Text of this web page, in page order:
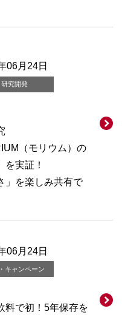
06月24日
研究開発
（モリウム）の
を実証！
」を楽しみ共有で
06月24日
キャンペーン
料で初！5年保存を